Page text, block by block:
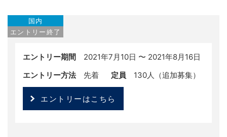
国内
エントリー終了
エントリー期間 2021年7月10日 〜 2021年8月16日
エントリー方法先着 定員 130人（追加募集）
エントリーはこちら